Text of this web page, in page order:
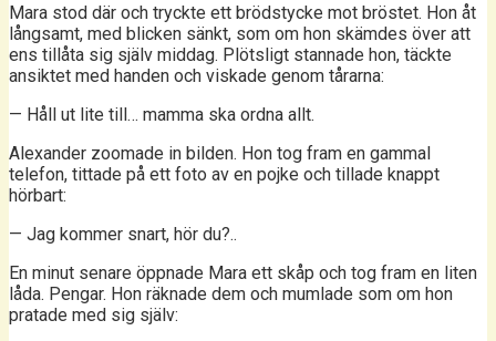
Mara stod där och tryckte ett brödstycke mot bröstet. Hon åt
långsamt, med blicken sänkt, som om hon skämdes över att
ens tillåta sig själv middag. Plötsligt stannade hon, täckte
ansiktet med handen och viskade genom tårarna:
— Håll ut lite till… mamma ska ordna allt.
Alexander zoomade in bilden. Hon tog fram en gammal
telefon, tittade på ett foto av en pojke och tillade knappt
hörbart:
— Jag kommer snart, hör du?..
En minut senare öppnade Mara ett skåp och tog fram en liten
låda. Pengar. Hon räknade dem och mumlade som om hon
pratade med sig själv: